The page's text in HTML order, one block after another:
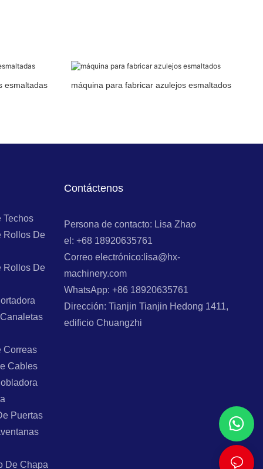
esmaltadas máquina para fabricar azulejos esmaltados
Techos
Rollos De
Rollos De
Correas
Cables
Puertas
De Chapa
Contáctenos
Persona de contacto: Lisa Zhao
el: +68 18920635761
Correo electrónico:lisa@hx-
machinery.com
WhatsApp: +86 18920635761
Dirección: Tianjin Tianjin Hedong 1411,
edificio Chuangzhi